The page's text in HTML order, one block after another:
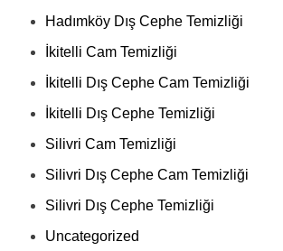
Hadımköy Dış Cephe Temizliği
İkitelli Cam Temizliği
İkitelli Dış Cephe Cam Temizliği
İkitelli Dış Cephe Temizliği
Silivri Cam Temizliği
Silivri Dış Cephe Cam Temizliği
Silivri Dış Cephe Temizliği
Uncategorized